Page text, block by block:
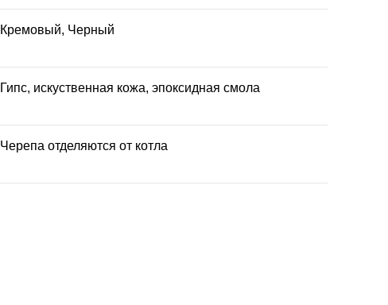
Кремовый, Черный
Гипс, искуственная кожа, эпоксидная смола
Черепа отделяются от котла